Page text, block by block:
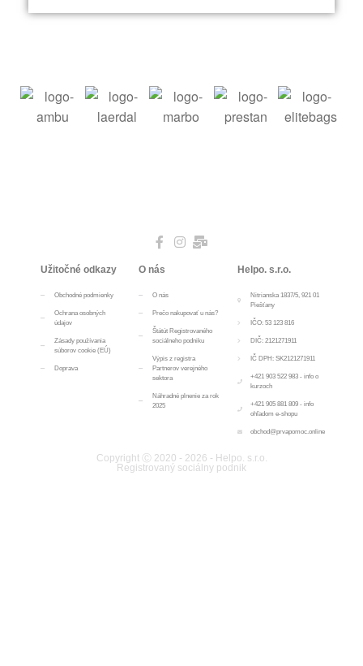
Užitočné odkazy
Obchodné podmienky
Ochrana osobných
údajov
Zásady používania
súborov cookie (EÚ)
Doprava
O nás
O nás
Prečo nakupovať u nás?
Štátút Registrovaného
sociálneho podniku
Výpis z registra
Partnerov verejného
sektora
Náhradné plnenie za rok
2025
Helpo. s.r.o.
Nitrianska 1837/5, 921 01
Piešťany
IČO: 53 123 816
DIČ: 2121271911
IČ DPH: SK2121271911
+421 903 522 983 - info o
kurzoch
+421 905 881 809 - info
ohľadom e-shopu
obchod@prvapomoc.online
Copyright Ⓒ 2020 - 2026 - Helpo. s.r.o.
Registrovaný sociálny podnik